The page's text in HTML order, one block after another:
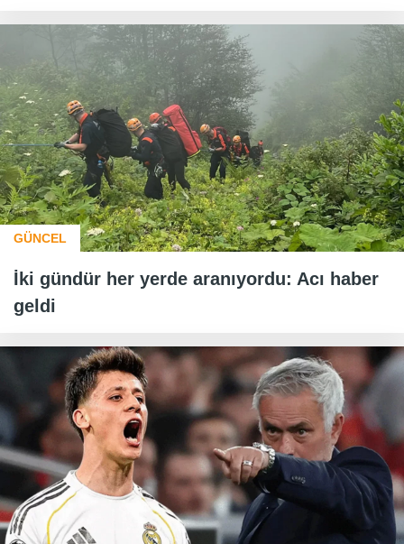
GÜNCEL
İki gündür her yerde aranıyordu: Acı haber
geldi